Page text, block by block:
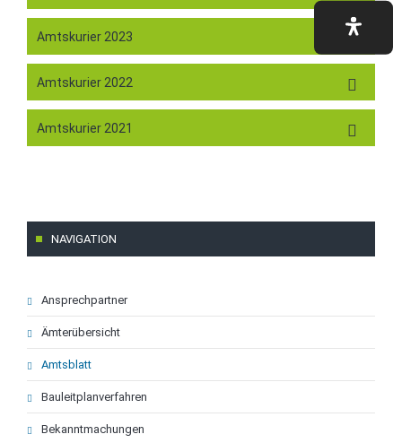
Amtskurier 2023
Amtskurier 2022
Amtskurier 2021
NAVIGATION
Navigation
überspringen
Ansprechpartner
Ämterübersicht
Amtsblatt
Bauleitplanverfahren
Bekanntmachungen